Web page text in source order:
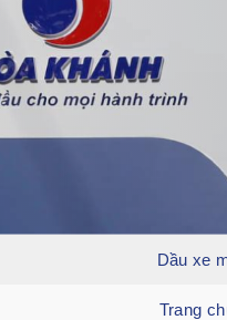
Dầu xe
Trang